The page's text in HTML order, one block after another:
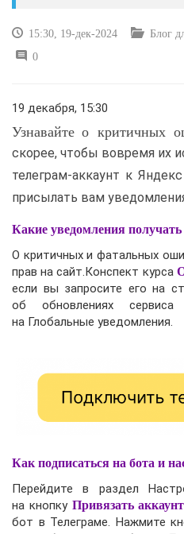
РЕМОНТ И СОВЕТЫ
15:30, 19-дек-2024 Блог
0
19 декабря, 15:30
Узнавайте о критичных
скорее, чтобы вовремя их
телеграм-аккаунт к
присылать вам
Какие уведомления
О критичных и фатальных
прав на сайт.Конспект курса
если вы запросите его на
об обновлениях
на Глобальные уведомления.
Как подписаться на бота и
Перейдите в раздел
на кнопку Привязать аккаунт
бот в Телеграме. Нажмите